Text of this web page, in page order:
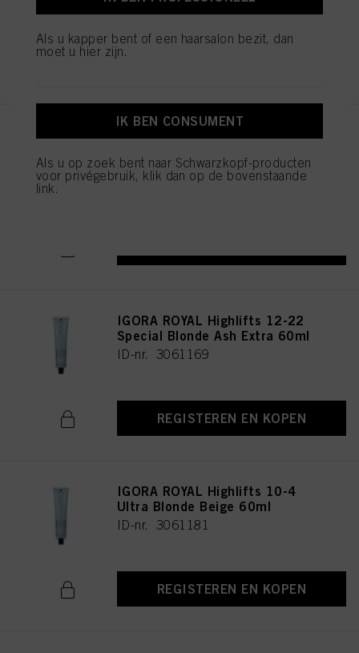
IGORA ROYAL Highlifts 12-21
60ml
ID-nr. 3061165
IGORA ROYAL Highlifts 12-22
Special Blonde Ash Extra 60ml
ID-nr. 3061169
REGISTEREN EN KOPEN
IGORA ROYAL Highlifts 10-4
Ultra Blonde Beige 60ml
ID-nr. 3061181
REGISTEREN EN KOPEN
Als u kapper bent of een haarsalon bezit, dan
moet u hier zijn.
IK BEN CONSUMENT
Als u op zoek bent naar Schwarzkopf-producten
voor privégebruik, klik dan op de bovenstaande
link.
informatie over elke cookie raadplegen door hieronder op "aanpassen" te
klikken.
Als u op "Cookie-instellingen" klikt, kunt u meer informatie vinden over de
verwerking van uw gegevens / het gebruik van cookies en deze toestaan voor
technisch noodzakelijk zijn om u deze website aan te kunnen bieden..